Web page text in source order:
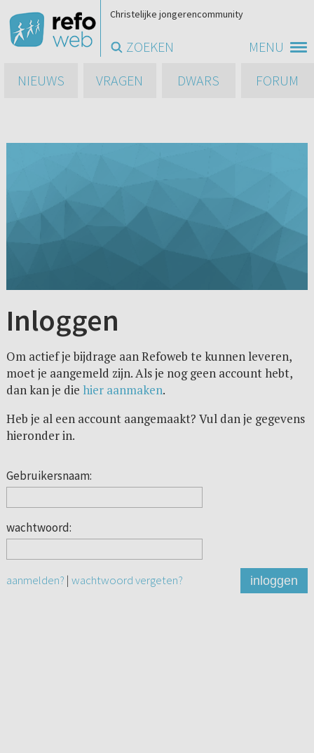
MENU
Christelijke jongerencommunity
ZOEKEN
NIEUWS
VRAGEN DWARS FORUM
Inloggen
Om actief je bijdrage aan Refoweb te kunnen leveren,
moet je aangemeld zijn. Als je nog geen account hebt,
dan kan je die hier aanmaken.
Heb je al een account aangemaakt? Vul dan je gegevens
hieronder in.
Gebruikersnaam:
wachtwoord:
aanmelden? | wachtwoord vergeten? inloggen